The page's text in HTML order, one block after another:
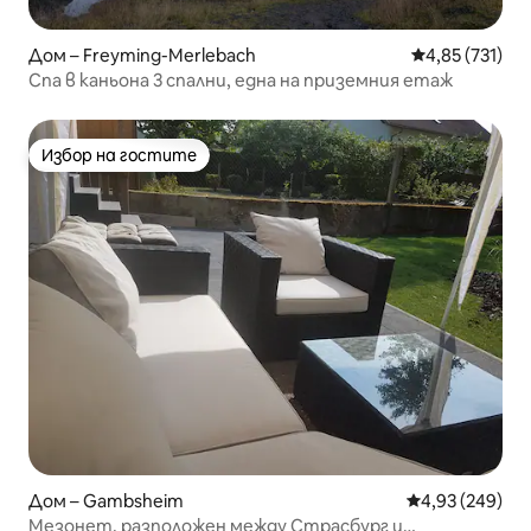
Дом – Freyming-Merlebach Средна
4,85 (731)
Спа в каньона 3 спални, една на приземния етаж
Избор на гостите
Избор на гостите
Дом – Gambsheim Средна
4,93 (249)
Мезонет, разположен между Страсбург и